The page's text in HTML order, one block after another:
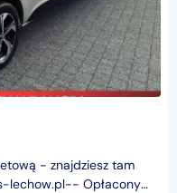
- znajdziesz tam
lechow.pl-- Opłacony